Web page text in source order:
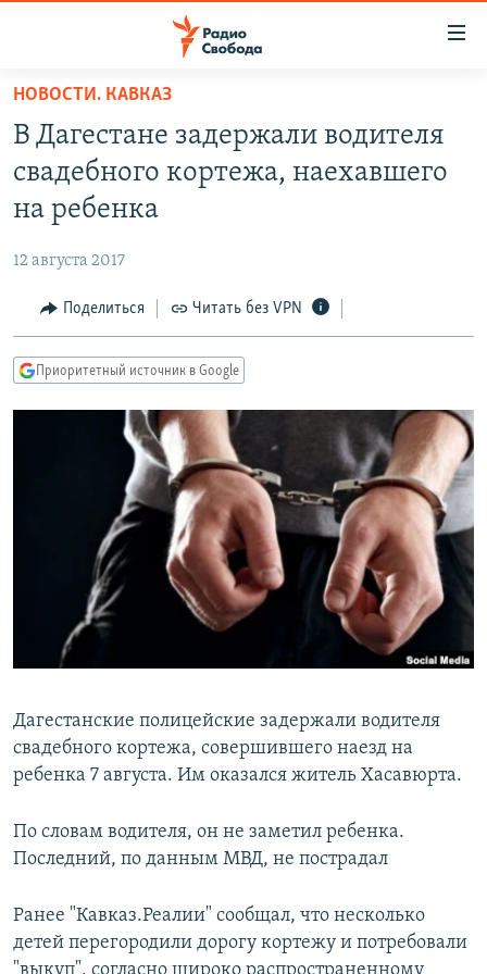
упрощенного
доступа
Вернуться
основному
Вернутся
Вернутся
ПОДКАСТЫ
АВТОРСКИЕ ПРОЕКТЫ
МНЕНИЯ
КУЛЬТУРА
КАВКАЗ.РЕАЛИИ
СЕВЕР.РЕАЛИИ
СИБИРЬ.РЕАЛИИ
РАСПИСАНИЕ ВЕЩАНИЯ
ПОДПИШИТЕСЬ НА РАССЫЛКУ
СОЦИАЛЬНЫЕ СЕТИ
Все сайты РСЕ/РС
НОВОСТИ. КАВКАЗ
В Дагестане задержали водителя
свадебного кортежа, наехавшего
на ребенка
12 августа 2017
Поделиться Читать без VPN
Приоритетный источник в Google
Дагестанские полицейские задержали водителя
свадебного кортежа, совершившего наезд на
ребенка 7 августа. Им оказался житель Хасавюрта.
По словам водителя, он не заметил ребенка.
Последний, по данным МВД, не пострадал
Ранее "Кавказ.Реалии" сообщал, что несколько
детей перегородили дорогу кортежу и потребовали